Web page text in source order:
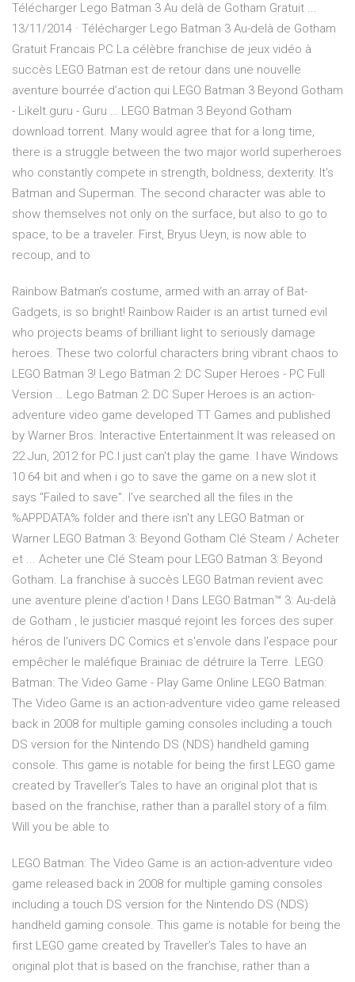
Télécharger Lego Batman 3 Au delà de Gotham Gratuit ...
13/11/2014 · Télécharger Lego Batman 3 Au-delà de Gotham
Gratuit Francais PC La célèbre franchise de jeux vidéo à
succès LEGO Batman est de retour dans une nouvelle
aventure bourrée d’action qui LEGO Batman 3 Beyond Gotham
- LikeIt.guru - Guru … LEGO Batman 3 Beyond Gotham
download torrent. Many would agree that for a long time,
there is a struggle between the two major world superheroes
who constantly compete in strength, boldness, dexterity. It's
Batman and Superman. The second character was able to
show themselves not only on the surface, but also to go to
space, to be a traveler. First, Bryus Ueyn, is now able to
recoup, and to
Rainbow Batman’s costume, armed with an array of Bat-
Gadgets, is so bright! Rainbow Raider is an artist turned evil
who projects beams of brilliant light to seriously damage
heroes. These two colorful characters bring vibrant chaos to
LEGO Batman 3! Lego Batman 2: DC Super Heroes - PC Full
Version … Lego Batman 2: DC Super Heroes is an action-
adventure video game developed TT Games and published
by Warner Bros. Interactive Entertainment.It was released on
22 Jun, 2012 for PC.I just can't play the game. I have Windows
10 64 bit and when i go to save the game on a new slot it
says "Failed to save". I've searched all the files in the
%APPDATA% folder and there isn't any LEGO Batman or
Warner LEGO Batman 3: Beyond Gotham Clé Steam / Acheter
et ... Acheter une Clé Steam pour LEGO Batman 3: Beyond
Gotham. La franchise à succès LEGO Batman revient avec
une aventure pleine d'action ! Dans LEGO Batman™ 3: Au-delà
de Gotham , le justicier masqué rejoint les forces des super
héros de l'univers DC Comics et s'envole dans l'espace pour
empêcher le maléfique Brainiac de détruire la Terre. LEGO
Batman: The Video Game - Play Game Online LEGO Batman:
The Video Game is an action-adventure video game released
back in 2008 for multiple gaming consoles including a touch
DS version for the Nintendo DS (NDS) handheld gaming
console. This game is notable for being the first LEGO game
created by Traveller’s Tales to have an original plot that is
based on the franchise, rather than a parallel story of a film.
Will you be able to
LEGO Batman: The Video Game is an action-adventure video
game released back in 2008 for multiple gaming consoles
including a touch DS version for the Nintendo DS (NDS)
handheld gaming console. This game is notable for being the
first LEGO game created by Traveller’s Tales to have an
original plot that is based on the franchise, rather than a